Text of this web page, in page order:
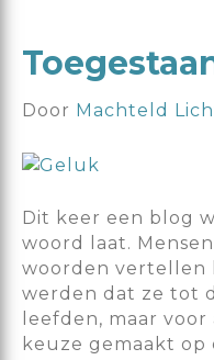
Door Machteld
Dit keer een blog
woord laat.
woorden vertellen
werden dat ze tot
leefden, maar
keuze gemaakt